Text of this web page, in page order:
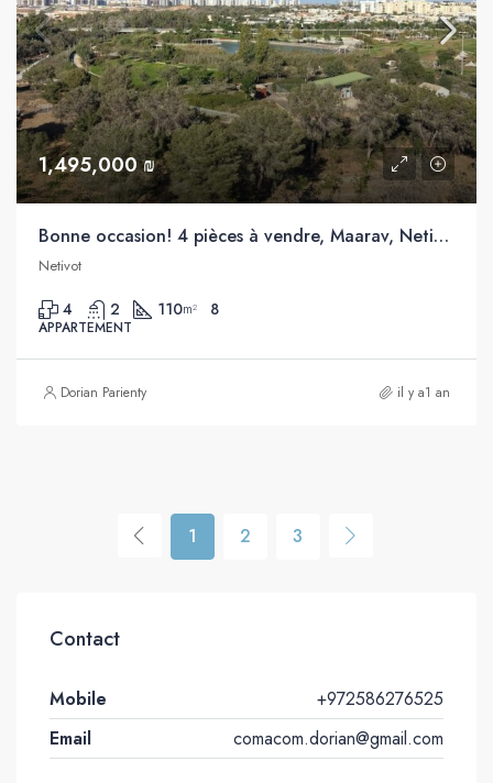
1,495,000 ₪
Bonne occasion! 4 pièces à vendre, Maarav, Netivot
Netivot
4 2 110m² 8
APPARTEMENT
Dorian Parienty il y a1 an
1 2 3
Contact
Mobile
+972586276525
Email
comacom.dorian@gmail.com